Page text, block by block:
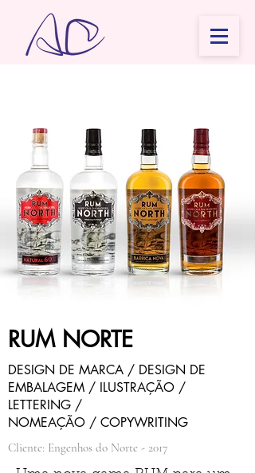
RUM NORTE
DESIGN DE MARCA / DESIGN DE
EMBALAGEM / ILUSTRAÇÃO /
LETTERING /
NOMEAÇÃO / COPYWRITING
Cliente: Engenhos do Norte - 2017